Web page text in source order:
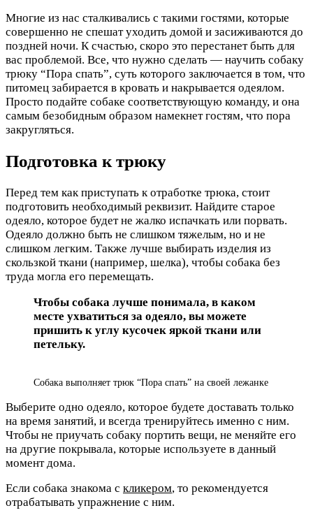
Многие из нас сталкивались с такими гостями, которые
совершенно не спешат уходить домой и засиживаются до
поздней ночи. К счастью, скоро это перестанет быть для
вас проблемой. Все, что нужно сделать — научить собаку
трюку “Пора спать”, суть которого заключается в том, что
питомец забирается в кровать и накрывается одеялом.
Просто подайте собаке соответствующую команду, и она
самым безобидным образом намекнет гостям, что пора
закругляться.
Подготовка к трюку
Перед тем как приступать к отработке трюка, стоит
подготовить необходимый реквизит. Найдите старое
одеяло, которое будет не жалко испачкать или порвать.
Одеяло должно быть не слишком тяжелым, но и не
слишком легким. Также лучше выбирать изделия из
скользкой ткани (например, шелка), чтобы собака без
труда могла его перемещать.
Чтобы собака лучше понимала, в каком
месте ухватиться за одеяло, вы можете
пришить к углу кусочек яркой ткани или
петельку.
Собака выполняет трюк “Пора спать” на своей лежанке
Выберите одно одеяло, которое будете доставать только
на время занятий, и всегда тренируйтесь именно с ним.
Чтобы не приучать собаку портить вещи, не меняйте его
на другие покрывала, которые используете в данный
момент дома.
Если собака знакома с кликером, то рекомендуется
отрабатывать упражнение с ним.